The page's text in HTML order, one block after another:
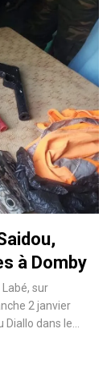
à Domby
sur
2 janvier
dans le…